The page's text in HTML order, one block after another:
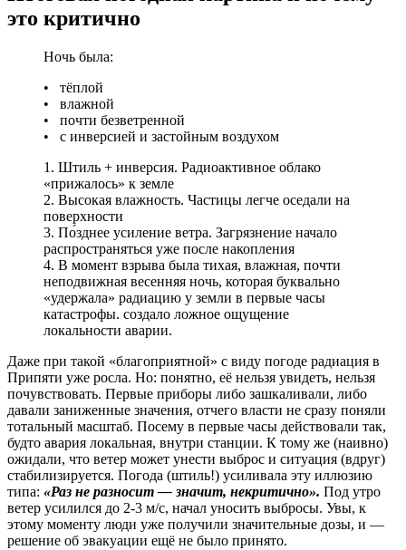
это критично
Ночь была:
• тёплой
• влажной
• почти безветренной
• с инверсией и застойным воздухом
1. Штиль + инверсия. Радиоактивное облако
«прижалось» к земле
2. Высокая влажность. Частицы легче оседали на
поверхности
3. По́зднее усиление ветра. Загрязнение начало
распространяться уже после накопления
4. В момент взрыва была тихая, влажная, почти
неподвижная весенняя ночь, которая буквально
«удержала» радиацию у земли в первые часы
катастрофы. создало ложное ощущение
локальности аварии.
Даже при такой «благоприятной» с виду погоде радиация в
Припяти уже росла. Но: понятно, её нельзя увидеть, нельзя
почувствовать. Первые приборы либо зашкаливали, либо
давали заниженные значения, отчего власти не сразу поняли
тотальный масштаб. Посему в первые часы действовали так,
будто авария локальная, внутри станции. К тому же (наивно)
ожидали, что ветер может унести выброс и ситуация (вдруг)
стабилизируется. Погода (штиль!) усиливала эту иллюзию
типа: «Раз не разносит — значит, некритично». Под утро
ветер усилился до 2-3 м/с, начал уносить выбросы. Увы, к
этому моменту люди уже получили значительные дозы, и —
решение об эвакуации ещё не было принято.